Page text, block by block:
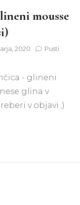
mousse
2020
Pusti
- glineni
glina v
v objavi ;)